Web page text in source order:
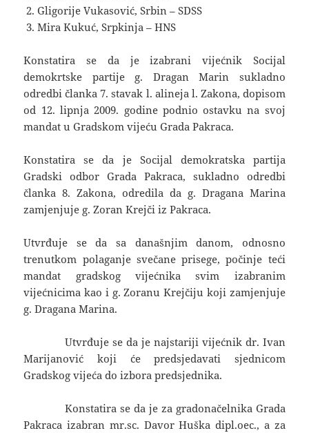
Gligorije Vukasović, Srbin – SDSS
Mira Kukuć, Srpkinja – HNS
Konstatira se da je izabrani vijećnik Socijal
demokrtske partije g. Dragan Marin sukladno
odredbi članka 7. stavak l. alineja l. Zakona, dopisom
od 12. lipnja 2009. godine podnio ostavku na svoj
mandat u Gradskom vijeću Grada Pakraca.
Konstatira se da je Socijal demokratska partija
Gradski odbor Grada Pakraca, sukladno odredbi
članka 8. Zakona, odredila da g. Dragana Marina
zamjenjuje g. Zoran Krejči iz Pakraca.
Utvrđuje se da sa današnjim danom, odnosno
trenutkom polaganje svečane prisege, počinje teći
mandat gradskog vijećnika svim izabranim
vijećnicima kao i g. Zoranu Krejčiju koji zamjenjuje
g. Dragana Marina.
Utvrđuje se da je najstariji vijećnik dr. Ivan
Marijanović koji će predsjedavati sjednicom
Gradskog vijeća do izbora predsjednika.
Konstatira se da je za gradonačelnika Grada
Pakraca izabran mr.sc. Davor Huška dipl.oec., a za